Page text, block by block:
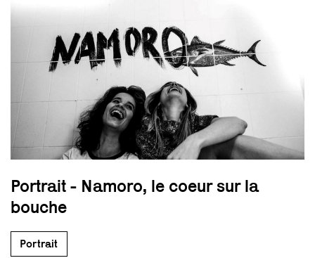
Portrait - Namoro, le coeur sur la
bouche
Portrait